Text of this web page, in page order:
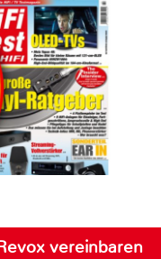
vereinbaren